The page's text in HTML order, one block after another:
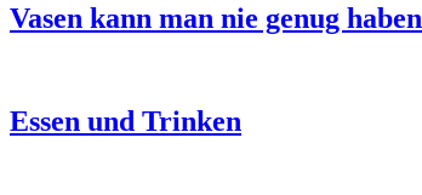
Vasen kann man nie genug haben
Essen und Trinken